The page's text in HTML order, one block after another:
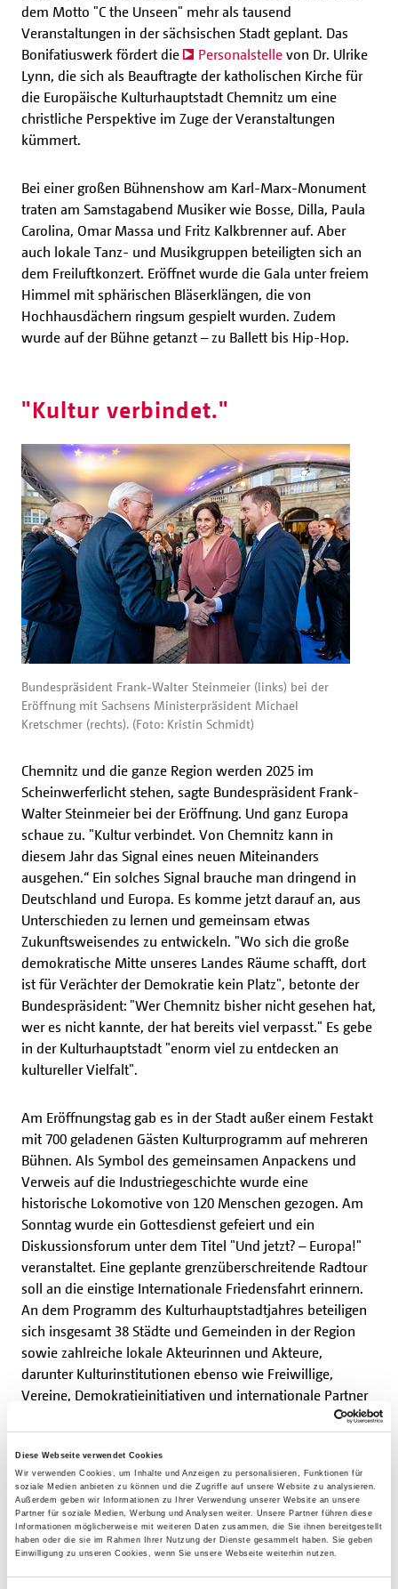
Diese Webseite verwendet Cookies
Wir verwenden Cookies, um Inhalte und Anzeigen zu personalisieren, Funktionen für
soziale Medien anbieten zu können und die Zugriffe auf unsere Website zu analysieren.
Außerdem geben wir Informationen zu Ihrer Verwendung unserer Website an unsere
Partner für soziale Medien, Werbung und Analysen weiter. Unsere Partner führen diese
Informationen möglicherweise mit weiteren Daten zusammen, die Sie ihnen bereitgestellt
haben oder die sie im Rahmen Ihrer Nutzung der Dienste gesammelt haben. Sie geben
Einwilligung zu unseren Cookies, wenn Sie unsere Webseite weiterhin nutzen.
dem Motto "C the Unseen" mehr als tausend
Veranstaltungen in der sächsischen Stadt geplant. Das
Bonifatiuswerk fördert die
Personalstelle von Dr. Ulrike
Lynn, die sich als Beauftragte der katholischen Kirche für
die Europäische Kulturhauptstadt Chemnitz um eine
christliche Perspektive im Zuge der Veranstaltungen
kümmert.
Bei einer großen Bühnenshow am Karl-Marx-Monument
traten am Samstagabend Musiker wie Bosse, Dilla, Paula
Carolina, Omar Massa und Fritz Kalkbrenner auf. Aber
auch lokale Tanz- und Musikgruppen beteiligten sich an
dem Freiluftkonzert. Eröffnet wurde die Gala unter freiem
Himmel mit sphärischen Bläserklängen, die von
Hochhausdächern ringsum gespielt wurden. Zudem
wurde auf der Bühne getanzt – zu Ballett bis Hip-Hop.
"Kultur verbindet."
Bundespräsident Frank-Walter Steinmeier (links) bei der
Eröffnung mit Sachsens Ministerpräsident Michael
Kretschmer (rechts). (Foto: Kristin Schmidt)
Chemnitz und die ganze Region werden 2025 im
Scheinwerferlicht stehen, sagte Bundespräsident Frank-
Walter Steinmeier bei der Eröffnung. Und ganz Europa
schaue zu. "Kultur verbindet. Von Chemnitz kann in
diesem Jahr das Signal eines neuen Miteinanders
ausgehen.“ Ein solches Signal brauche man dringend in
Deutschland und Europa. Es komme jetzt darauf an, aus
Unterschieden zu lernen und gemeinsam etwas
Zukunftsweisendes zu entwickeln. "Wo sich die große
demokratische Mitte unseres Landes Räume schafft, dort
ist für Verächter der Demokratie kein Platz", betonte der
Bundespräsident: "Wer Chemnitz bisher nicht gesehen hat,
wer es nicht kannte, der hat bereits viel verpasst." Es gebe
in der Kulturhauptstadt "enorm viel zu entdecken an
kultureller Vielfalt".
Am Eröffnungstag gab es in der Stadt außer einem Festakt
mit 700 geladenen Gästen Kulturprogramm auf mehreren
Bühnen. Als Symbol des gemeinsamen Anpackens und
Verweis auf die Industriegeschichte wurde eine
historische Lokomotive von 120 Menschen gezogen. Am
Sonntag wurde ein Gottesdienst gefeiert und ein
Diskussionsforum unter dem Titel "Und jetzt? – Europa!"
veranstaltet. Eine geplante grenzüberschreitende Radtour
soll an die einstige Internationale Friedensfahrt erinnern.
An dem Programm des Kulturhauptstadtjahres beteiligen
sich insgesamt 38 Städte und Gemeinden in der Region
sowie zahlreiche lokale Akteurinnen und Akteure,
darunter Kulturinstitutionen ebenso wie Freiwillige,
Vereine, Demokratieinitiativen und internationale Partner
aus 40 Ländern. Insgesamt rechnen die Organisatoren
2025 mit zwei Millionen Besucherinnen und Besuchern.
Das Ungesehene aufzeigen